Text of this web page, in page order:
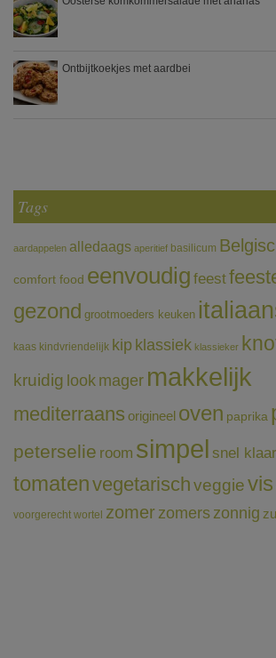
Ontbijtkoekjes met aardbei
Tags
aardappelen alledaags aperitief basilicum
comfort food eenvoudig feest
gezond grootmoeders keuken
kaas kindvriendelijk kip klassiek klassieker
kruidig look mager makkelijk
mediterraans origineel oven paprika
peterselie room simpel snel klaar
tomatenvegetarischveggievis
voorgerecht wortel zomerzomerszonnig